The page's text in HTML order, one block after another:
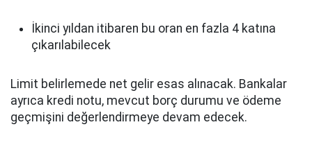
İkinci yıldan itibaren bu oran en fazla 4 katına
çıkarılabilecek
Limit belirlemede net gelir esas alınacak. Bankalar
ayrıca kredi notu, mevcut borç durumu ve ödeme
geçmişini değerlendirmeye devam edecek.